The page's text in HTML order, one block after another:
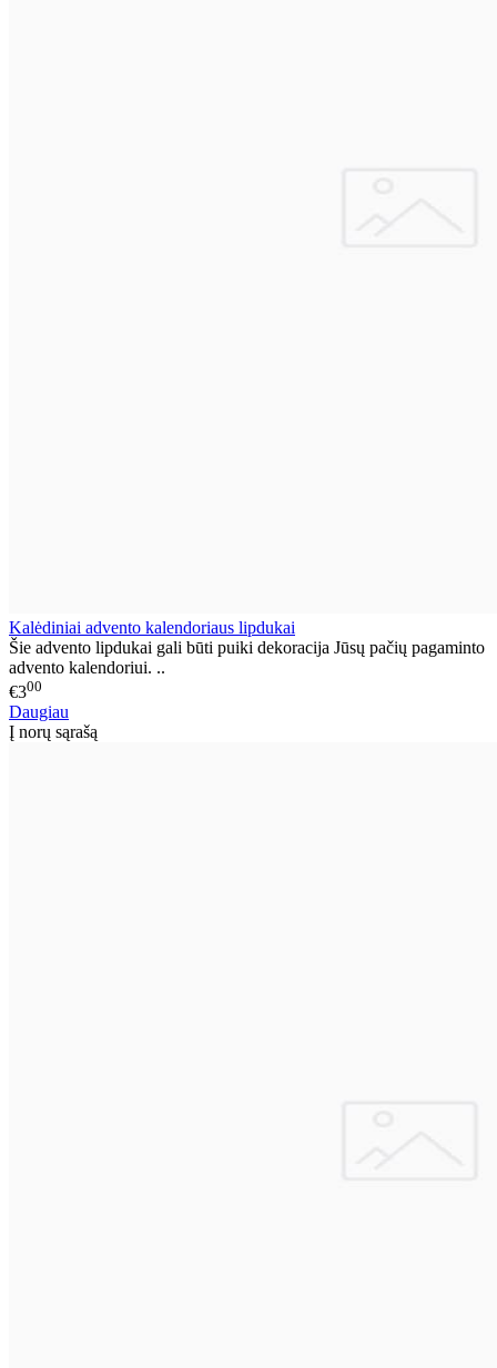
Kalėdiniai advento kalendoriaus lipdukai
Šie advento lipdukai gali būti puiki dekoracija Jūsų pačių pagaminto
advento kalendoriui. ..
€300
Daugiau
Į norų sąrašą